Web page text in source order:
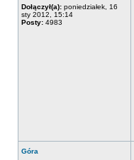
Dołączył(a): poniedziałek, 16
sty 2012, 15:14
Posty: 4983
Góra